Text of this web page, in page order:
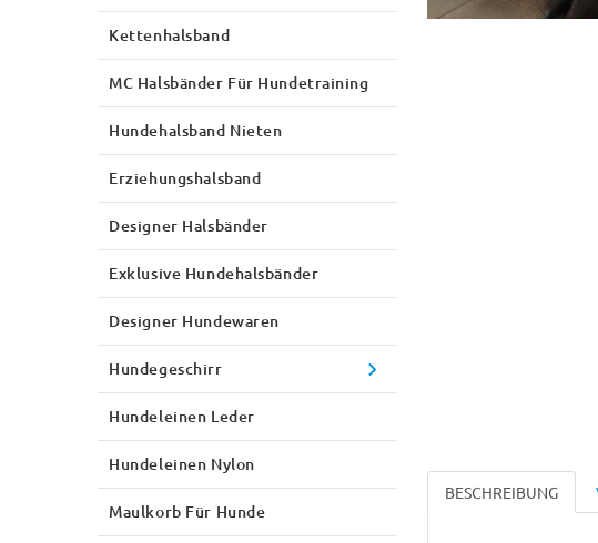
BESCHREIBUNG
Kettenhalsband
MC Halsbänder Für Hundetraining
Hundehalsband Nieten
Erziehungshalsband
Designer Halsbänder
Exklusive Hundehalsbänder
Designer Hundewaren
Hundegeschirr
Hundeleinen Leder
Hundeleinen Nylon
Maulkorb Für Hunde